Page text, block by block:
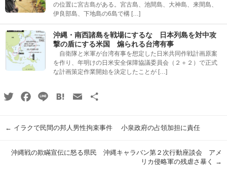
の位置に宮古島がある。宮古島、池間島、大神島、来間島、
伊良部島、下地島の6島で構 […]
沖縄・南西諸島を戦場にするな 日本列島を対中攻
撃の盾にする米国 煽られる台湾有事
自衛隊と米軍が台湾有事を想定した日米共同作戦計画原案
を作り、年明けの日米安全保障協議委員会（２＋２）で正式
な計画策定作業開始を決定したことが […]
TwitterFacebook
Line HatenaEmail
← イラクで民間の邦人男性拘束事件 小泉政府の占領加担に責任
沖縄戦の欺瞞宣伝に怒る県民 沖縄キャラバン第２次行動座談会 アメ
リカ侵略軍の残虐さ暴く
→